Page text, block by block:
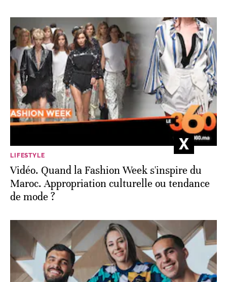
LIFESTYLE
Vidéo. Quand la Fashion Week s'inspire du
Maroc. Appropriation culturelle ou tendance
de mode ?